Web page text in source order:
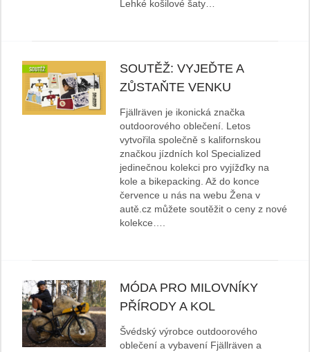
Lehké košilové šaty…
SOUTĚŽ: VYJEĎTE A
ZŮSTAŇTE VENKU
Fjällräven je ikonická značka
outdoorového oblečení. Letos
vytvořila společně s kalifornskou
značkou jízdních kol Specialized
jedinečnou kolekci pro vyjížďky na
kole a bikepacking. Až do konce
července u nás na webu Žena v
autě.cz můžete soutěžit o ceny z nové
kolekce….
MÓDA PRO MILOVNÍKY
PŘÍRODY A KOL
Švédský výrobce outdoorového
oblečení a vybavení Fjällräven a